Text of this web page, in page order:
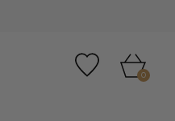
Tilføj til
0